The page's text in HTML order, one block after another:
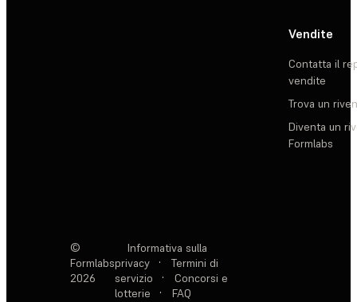
Vendite
Contatta il
vendite
Trova un
Diventa un
Formlabs
©
Formlabs
2026
Informativa sulla
privacy
·
Termini di
servizio
·
Concorsi e
lotterie
· FAQ